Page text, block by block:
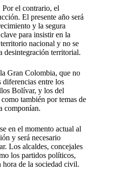
el contrario, el
El presente año será
y la segura
para insistir en la
nacional y no se
desintegración territorial.
Gran Colombia, que no
diferencias entre los
Bolívar, y los del
también por temas de
componían.
en el momento actual al
y será necesario
Los alcaldes, concejales
los partidos políticos,
de la sociedad civil.